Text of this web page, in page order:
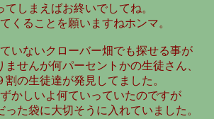
しまえばお終いでしてね。
くることを願いますねホンマ。
いないクローバー畑でも探せる事が
せんが何パーセントかの生徒さん、
の生徒達が発見してました。
かしいよ何ていっていたのですが
た袋に大切そうに入れていました。